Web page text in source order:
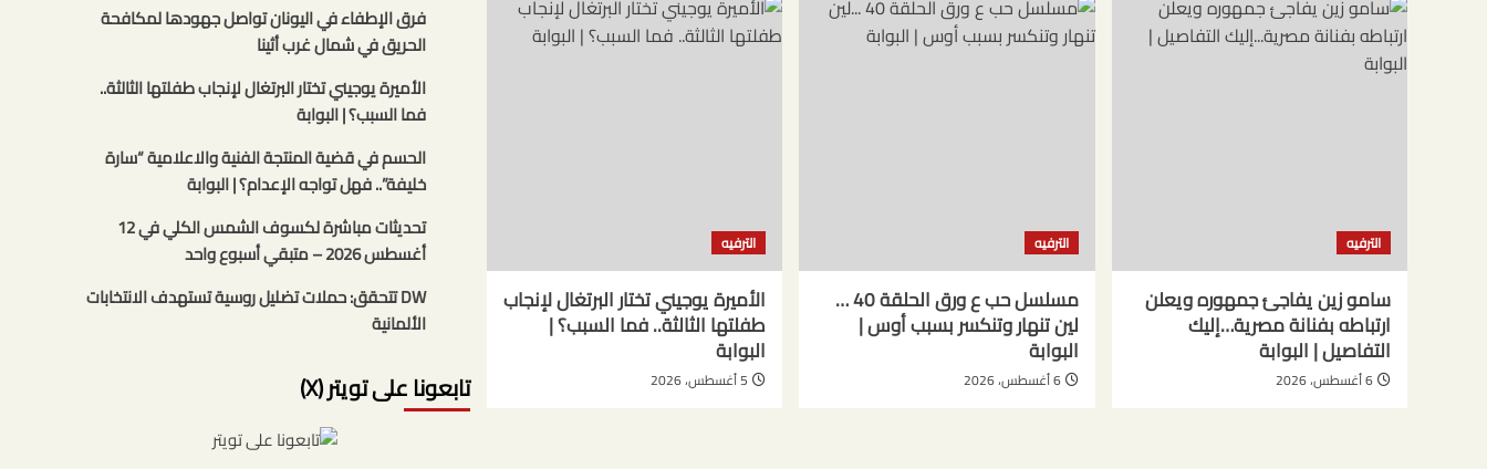
الترفيه
سامو زين يفاجئ جمهوره ويعلن
ارتباطه بفنانة مصرية…إليك
التفاصيل | البوابة
6 أغسطس، 2026
الترفيه
مسلسل حب ع ورق الحلقة 40 …
لين تنهار وتنكسر بسبب أوس |
البوابة
6 أغسطس، 2026
الترفيه
الأميرة يوجيني تختار البرتغال لإنجاب
طفلتها الثالثة.. فما السبب؟ |
البوابة
5 أغسطس، 2026
فرق الإطفاء في اليونان تواصل جهودها لمكافحة
الحريق في شمال غرب أثينا
الأميرة يوجيني تختار البرتغال لإنجاب طفلتها الثالثة..
فما السبب؟ | البوابة
الحسم في قضية المنتجة الفنية والاعلامية “سارة
خليفة”.. فهل تواجه الإعدام؟ | البوابة
تحديثات مباشرة لكسوف الشمس الكلي في 12
أغسطس 2026 – متبقي أسبوع واحد
DW تتحقق: حملات تضليل روسية تستهدف الانتخابات
الألمانية
تابعونا على تويتر (X)